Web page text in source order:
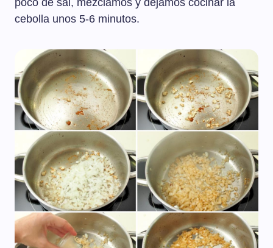
poco de sal, mezclamos y dejamos cocinar la
cebolla unos 5-6 minutos.